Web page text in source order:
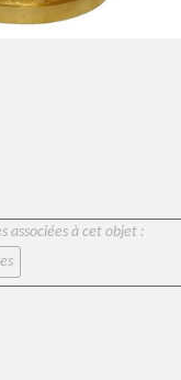
associées à cet objet :